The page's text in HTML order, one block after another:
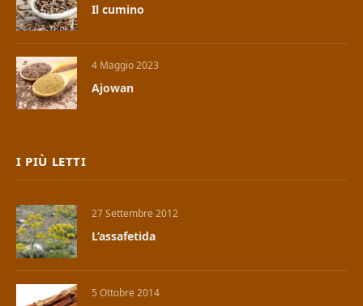
Il cumino
4 Maggio 2023
Ajowan
I PIÙ LETTI
27 Settembre 2012
L’assafetida
5 Ottobre 2014